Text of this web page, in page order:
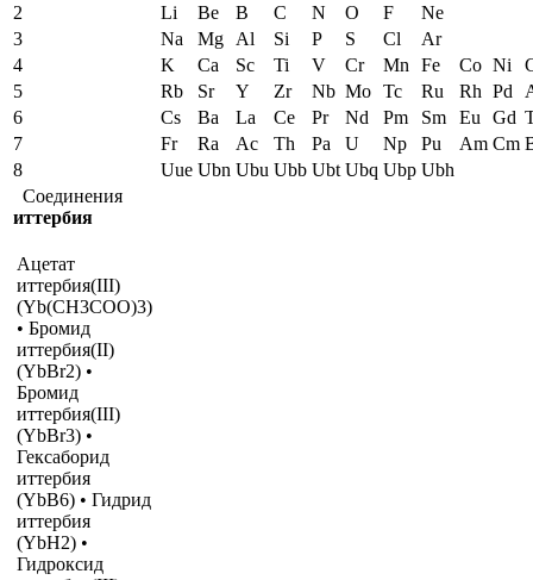
2
Li Be B C N O F
Ne
3
Na Mg Al Si P S Cl
Ar
4
K Ca Sc Ti V Cr Mn Fe Co Ni
5
Rb Sr Y Zr Nb Mo Tc Ru Rh Pd
6
Cs Ba La Ce Pr Nd Pm Sm Eu Gd
7
Fr Ra Ac Th Pa U Np Pu Am Cm
8
Uue Ubn Ubu Ubb Ubt Ubq Ubp Ubh
Соединения
иттербия
Ацетат
иттербия(III)
(Yb(CH3COO)3)
• Бромид
иттербия(II)
(YbBr2) •
Бромид
иттербия(III)
(YbBr3) •
Гексаборид
иттербия
(YbB6) • Гидрид
иттербия
(YbH2) •
Гидроксид